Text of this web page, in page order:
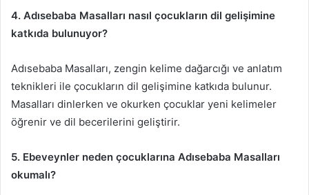
4. Adısebaba Masalları nasıl çocukların dil gelişimine
katkıda bulunuyor?
Adısebaba Masalları, zengin kelime dağarcığı ve anlatım
teknikleri ile çocukların dil gelişimine katkıda bulunur.
Masalları dinlerken ve okurken çocuklar yeni kelimeler
öğrenir ve dil becerilerini geliştirir.
5. Ebeveynler neden çocuklarına Adısebaba Masalları
okumalı?